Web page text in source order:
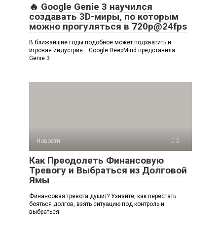
🔥 Google Genie 3 научился
создавать 3D-миры, по которым
можно прогуляться в 720p@24fps
В ближайшие годы подобное может подхватить и
игровая индустрия… Google DeepMind представила
Genie 3
Новости 0
Как Преодолеть Финансовую
Тревогу и Выбраться из Долговой
Ямы
Финансовая тревога душит? Узнайте, как перестать
бояться долгов, взять ситуацию под контроль и
выбраться